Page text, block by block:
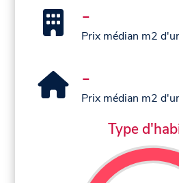
-
Prix médian m2
-
Prix médian m2
Type